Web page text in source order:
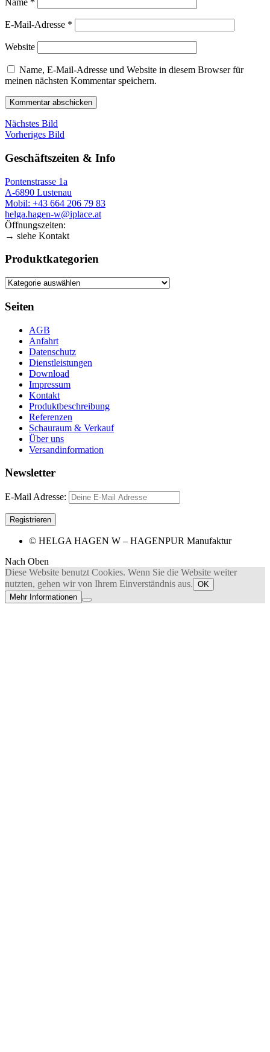
Name *
E-Mail-Adresse *
Website
Name, E-Mail-Adresse und Website in diesem Browser für
meinen nächsten Kommentar speichern.
Nächstes Bild
Vorheriges Bild
Geschäftszeiten & Info
Pontenstrasse 1a
A-6890 Lustenau
Mobil: +43 664 206 79 83
helga.hagen-w@iplace.at
Öffnungszeiten:
→ siehe Kontakt
Produktkategorien
Seiten
AGB
Anfahrt
Datenschutz
Dienstleistungen
Download
Impressum
Kontakt
Produktbeschreibung
Referenzen
Schauraum & Verkauf
Über uns
Versandinformation
Newsletter
E-Mail Adresse:
© HELGA HAGEN W – HAGENPUR Manufaktur
Nach Oben
Diese Website benutzt Cookies. Wenn Sie die Website weiter
nutzten, gehen wir von Ihrem Einverständnis aus. OK
Mehr Informationen